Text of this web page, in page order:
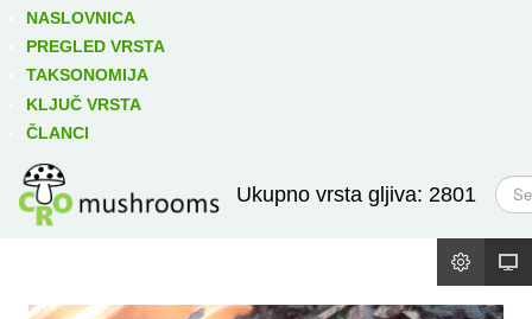
NASLOVNICA
PREGLED VRSTA
TAKSONOMIJA
KLJUČ VRSTA
ČLANCI
Ukupno vrsta gljiva: 2801
T
r
ž
Izravno podređene niže takse: